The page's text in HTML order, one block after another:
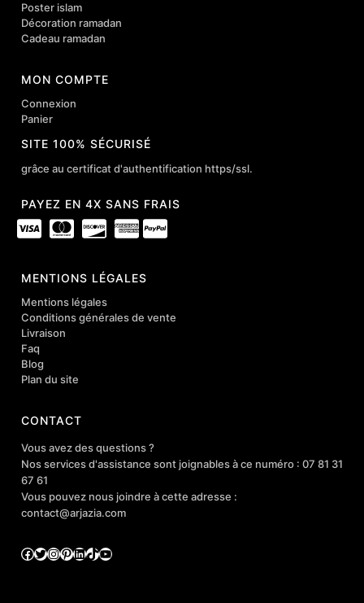
Poster islam
Décoration ramadan
Cadeau ramadan
MON COMPTE
Connexion
Panier
SITE 100% SÉCURISÉ
grâce au certificat d'authentification https/ssl.
PAYEZ EN 4X SANS FRAIS
MENTIONS LÉGALES
Mentions légales
Conditions générales de vente
Livraison
Faq
Blog
Plan du site
CONTACT
Vous avez des questions ?
Nos services d'assistance sont joignables à ce numéro : 07 81 31
67 61
Vous pouvez nous joindre à cette adresse :
contact@arjazia.com
Facebook
Twitter
Instagram
Pinterest
LinkedIn
TikTok
YouTube